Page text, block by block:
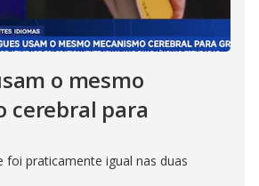
o mesmo
cerebral para
foi praticamente igual nas duas